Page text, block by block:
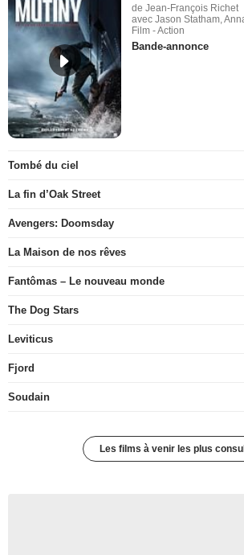
de Jean-François Richet
avec Jason Statham,
Film - Action
Bande-annonce
Tombé du ciel
La fin d’Oak Street
Avengers: Doomsday
La Maison de nos rêves
Fantômas – Le nouveau monde
The Dog Stars
Leviticus
Fjord
Soudain
Les films à venir les plus